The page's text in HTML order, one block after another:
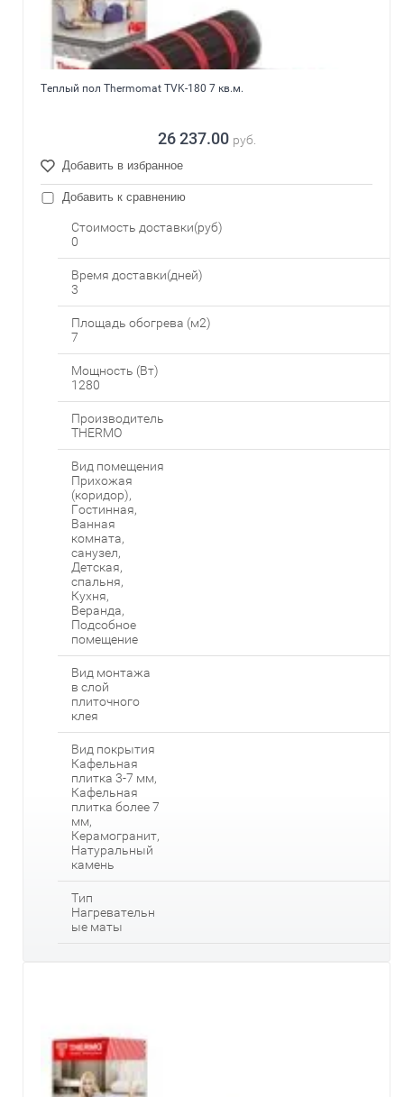
Теплый пол Thermomat TVK-180 7 кв.м.
26 237.00 руб.
Добавить в избранное
Добавить к сравнению
Стоимость доставки(руб)
0
Время доставки(дней)
3
Площадь обогрева (м2)
7
Мощность (Вт)
1280
Производитель
THERMO
Вид помещения
Прихожая
(коридор),
Гостинная,
Ванная
комната,
санузел,
Детская,
спальня,
Кухня,
Веранда,
Подсобное
помещение
Вид монтажа
в слой
плиточного
клея
Вид покрытия
Кафельная
плитка 3-7 мм,
Кафельная
плитка более 7
мм,
Керамогранит,
Натуральный
камень
Тип
Нагревательн
ые маты